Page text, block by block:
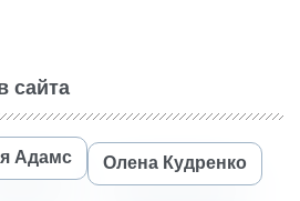
сайта
Адамс Олена Кудренко